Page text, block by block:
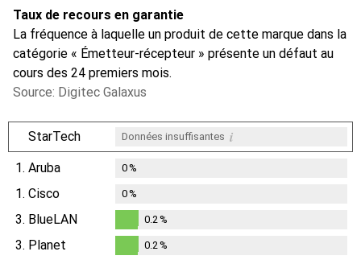
Taux de recours en garantie
La fréquence à laquelle un produit de cette marque dans la
catégorie « Émetteur-récepteur » présente un défaut au
cours des 24 premiers mois.
Source: Digitec Galaxus
StarTech Données insuffisantes i
1. Aruba 0%
1. Cisco 0%
3. BlueLAN
0.2%
0.2 %
3. Planet 0.2 %